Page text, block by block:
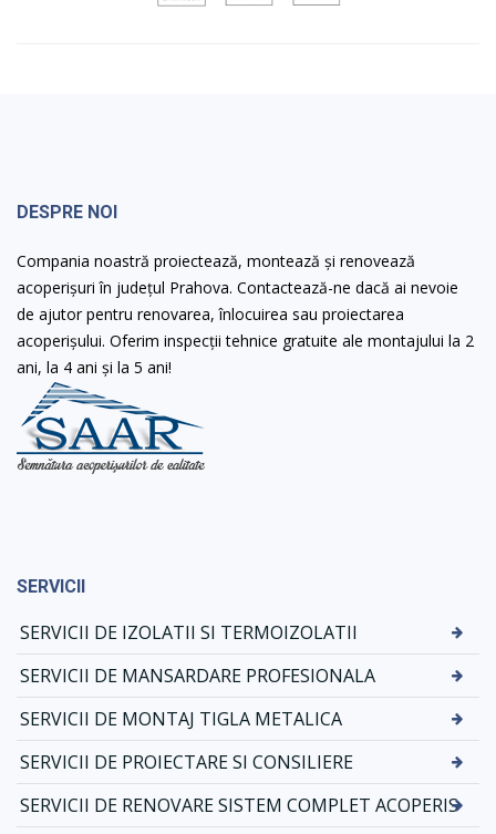
DESPRE NOI
Compania noastră proiectează, montează și renovează
acoperișuri în județul Prahova. Contactează-ne dacă ai nevoie
de ajutor pentru renovarea, înlocuirea sau proiectarea
acoperișului. Oferim inspecții tehnice gratuite ale montajului la 2
ani, la 4 ani și la 5 ani!
SERVICII
SERVICII DE IZOLATII SI TERMOIZOLATII
SERVICII DE MANSARDARE PROFESIONALA
SERVICII DE MONTAJ TIGLA METALICA
SERVICII DE PROIECTARE SI CONSILIERE
SERVICII DE RENOVARE SISTEM COMPLET ACOPERIS